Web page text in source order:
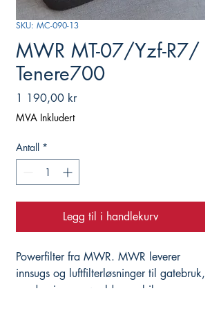
SKU: MC-090-13
MWR MT-07/Yzf-R7/
Tenere700
1 190,00 krPris
MVA Inkludert
Antall *
Legg til i handlekurv
Powerfilter fra MWR. MWR leverer
innsugs og luftfilterløsninger til gatebruk,
roadracing og world superbike.